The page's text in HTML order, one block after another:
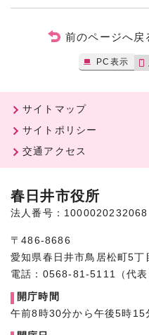
前のページへ戻
PC表示
サイトマップ
サイトポリシー
交通アクセス
春日井市役所
法人番号：1000020232068
〒486-8686
愛知県春日井市鳥居松町5丁
電話：0568-81-5111（代表
開庁時間
午前8時30分から午後5時15